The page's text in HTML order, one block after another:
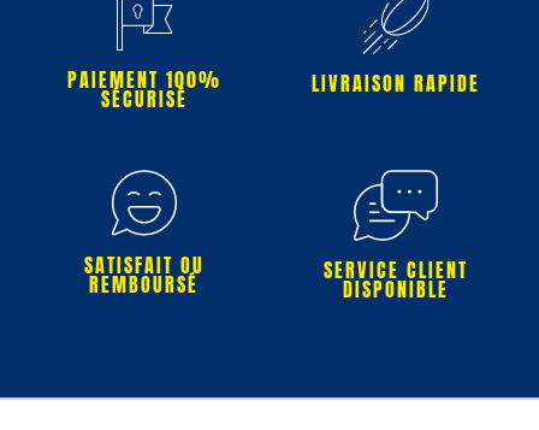
PAIEMENT 100%
SÉCURISÉ
LIVRAISON RAPIDE
SATISFAIT OU
REMBOURSÉ SERVICE CLIENT
DISPONIBLE